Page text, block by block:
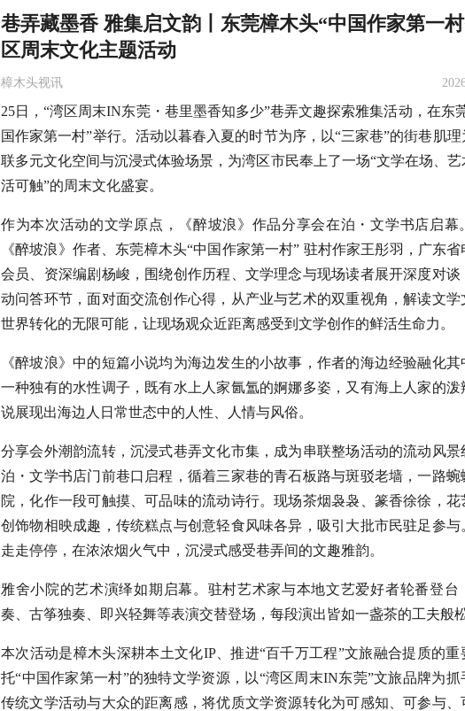
巷弄藏墨香 雅集启文韵丨东莞樟木头“中国作家第一
区周末文化主题活动
樟木头视讯
25日，“湾区周末IN东莞・巷里墨香知多少”巷弄文趣探索雅集活动，在东
国作家第一村”举行。活动以暮春入夏的时节为序，以“三家巷”的街巷肌
联多元文化空间与沉浸式体验场景，为湾区市民奉上了一场“文学在场、
活可触”的周末文化盛宴。
作为本次活动的文学原点，《醉坡浪》作品分享会在泊・文学书店启幕
《醉坡浪》作者、东莞樟木头“中国作家第一村” 驻村作家王彤羽，广东
会员、资深编剧杨峻，围绕创作历程、文学理念与现场读者展开深度对谈
动问答环节，面对面交流创作心得，从产业与艺术的双重视角，解读文学
世界转化的无限可能，让现场观众近距离感受到文学创作的鲜活生命力。
《醉坡浪》中的短篇小说均为海边发生的小故事，作者的海边经验融化
一种独有的水性调子，既有水上人家氤氲的婀娜多姿，又有海上人家的泼
说展现出海边人日常世态中的人性、人情与风俗。
分享会外潮韵流转，沉浸式巷弄文化市集，成为串联整场活动的流动风景
泊・文学书店门前巷口启程，循着三家巷的青石板路与斑驳老墙，一路蜿
院，化作一段可触摸、可品味的流动诗行。现场茶烟袅袅、篆香徐徐，花
创饰物相映成趣，传统糕点与创意轻食风味各异，吸引大批市民驻足参与
走走停停，在浓浓烟火气中，沉浸式感受巷弄间的文趣雅韵。
雅舍小院的艺术演绎如期启幕。驻村艺术家与本地文艺爱好者轮番登台
奏、古筝独奏、即兴轻舞等表演交替登场，每段演出皆如一盏茶的工夫般
本次活动是樟木头深耕本土文化IP、推进“百千万工程”文旅融合提质的重
托“中国作家第一村”的独特文学资源，以“湾区周末IN东莞”文旅品牌为抓
传统文学活动与大众的距离感，将优质文学资源转化为可感知、可参与、